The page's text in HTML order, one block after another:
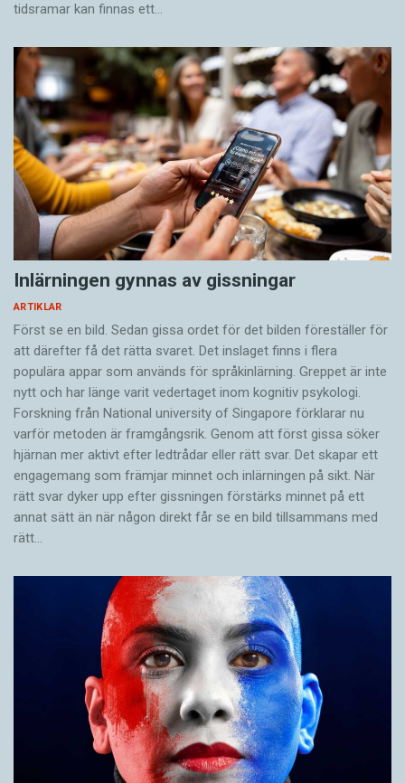
tidsramar kan finnas ett…
Inlärningen gynnas av gissningar
ARTIKLAR
Först se en bild. Sedan gissa ordet för det bilden föreställer för
att därefter få det rätta svaret. Det inslaget finns i flera
populära appar som används för språkinlärning. Greppet är inte
nytt och har länge varit vedertaget inom kognitiv psykologi.
Forskning från National university of Singa­pore förklarar nu
varför metoden är framgångsrik. Genom att först gissa ­söker
hjärnan mer aktivt ­efter ledtrådar eller rätt svar. Det skapar ett
engagemang som främjar minnet och inlärningen på sikt. När
rätt svar dyker upp efter gissningen förstärks minnet på ett
annat sätt än när någon direkt får se en bild tillsammans med
rätt…